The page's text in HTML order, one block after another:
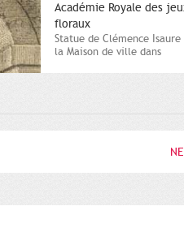
Académie Royale des
floraux
Statue de Clémence Isaure
la Maison de ville dans